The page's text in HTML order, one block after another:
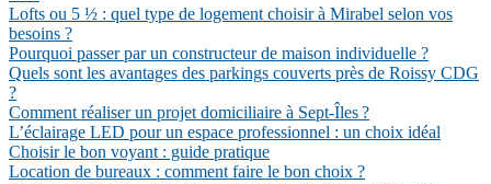
Lofts ou 5 ½ : quel type de logement choisir à Mirabel selon vos
besoins ?
Pourquoi passer par un constructeur de maison individuelle ?
Quels sont les avantages des parkings couverts près de Roissy CDG
?
Comment réaliser un projet domiciliaire à Sept-Îles ?
L’éclairage LED pour un espace professionnel : un choix idéal
Choisir le bon voyant : guide pratique
Location de bureaux : comment faire le bon choix ?